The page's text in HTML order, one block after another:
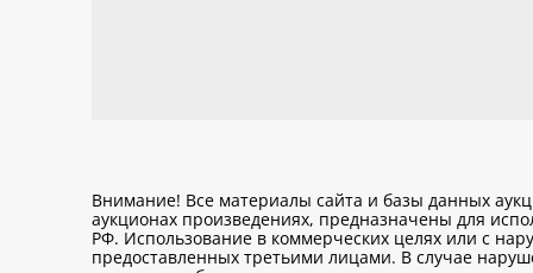
Внимание! Все материалы сайта и базы данных
аукционах произведениях, предназначены для
РФ. Использование в коммерческих целях или с
предоставленных третьими лицами. В случае